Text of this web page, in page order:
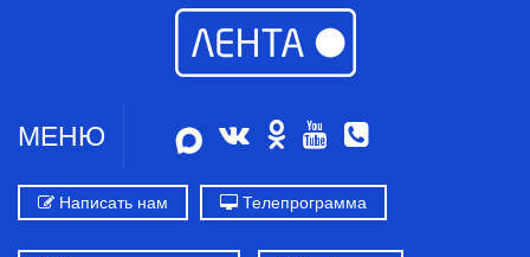
МЕНЮ
Написать нам Телепрограмма